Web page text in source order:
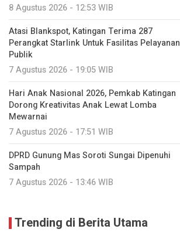
8 Agustus 2026 - 12:53 WIB
Atasi Blankspot, Katingan Terima 287
Perangkat Starlink Untuk Fasilitas Pelayanan
Publik
7 Agustus 2026 - 19:05 WIB
Hari Anak Nasional 2026, Pemkab Katingan
Dorong Kreativitas Anak Lewat Lomba
Mewarnai
7 Agustus 2026 - 17:51 WIB
DPRD Gunung Mas Soroti Sungai Dipenuhi
Sampah
7 Agustus 2026 - 13:46 WIB
Trending di Berita Utama